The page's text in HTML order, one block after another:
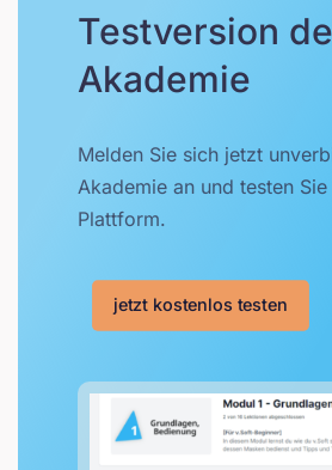
Testversion
Akademie
Melden Sie sich jetzt
Akademie an und testen
Plattform.
jetzt kostenlos testen